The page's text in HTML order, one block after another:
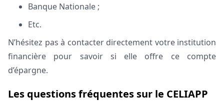
Banque Nationale ;
Etc.
N’hésitez pas à contacter directement votre institution
financière pour savoir si elle offre ce compte
d’épargne.
Les questions fréquentes sur le CELIAPP